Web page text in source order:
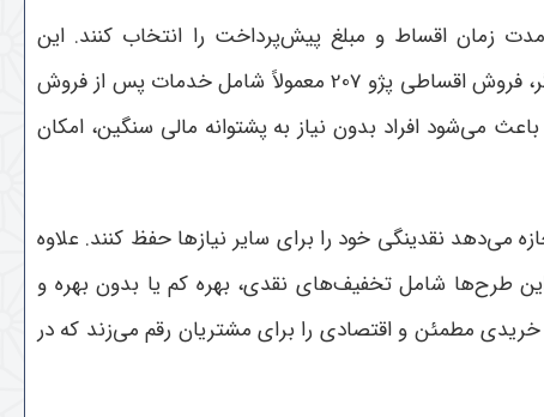
زمان اقساط و مبلغ پیش‌پرداخت را انتخاب کنند. این
انعطاف‌پذیری باعث می‌شود خرید اقساطی 207 برای قشرهای مختلف جامعه با درآمدهای متفاوت مناسب باشد. از سوی دیگر، فروش اقساطی پژو 207 معمولاً شامل خدمات پس از فروش
می‌شود افراد بدون نیاز به پشتوانه مالی سنگین، امکان
اجازه می‌دهد نقدینگی خود را برای سایر نیازها حفظ کنند. علاوه
طرح‌ها شامل تخفیف‌های نقدی، بهره کم یا بدون بهره و
فروش اقساطی 207 علاوه بر سهولت در پرداخت، تجربه خریدی مطمئن و اقتصادی را برای مشتریان رقم می‌زند که در